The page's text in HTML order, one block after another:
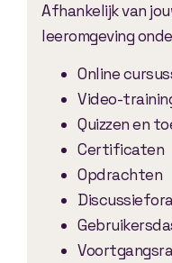
Afhankelijk van
leeromgeving
Online
Video-
Quizzen en
Certificaten
Opdrachten